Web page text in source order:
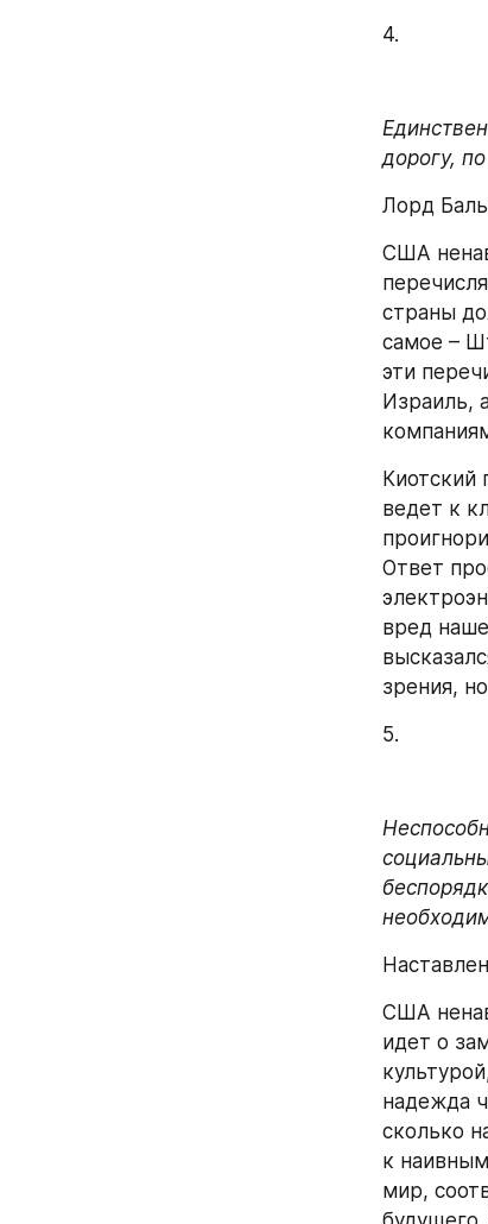
4.
дорогу,
Лорд
США
страны
самое –
эти
Израиль,
Киотский
ведет к
Ответ
вред
зрения,
5.
США
идет о
надежда
сколько
к
мир,